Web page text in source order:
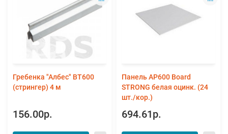
Гребенка "Албес" ВТ600
(стрингер) 4 м
156.00р.
Панель AP600 Board
STRONG белая оцинк. (24
шт./кор.)
694.61р.